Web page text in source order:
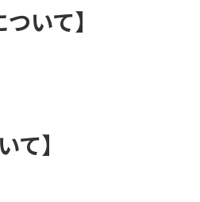
いて】
て】